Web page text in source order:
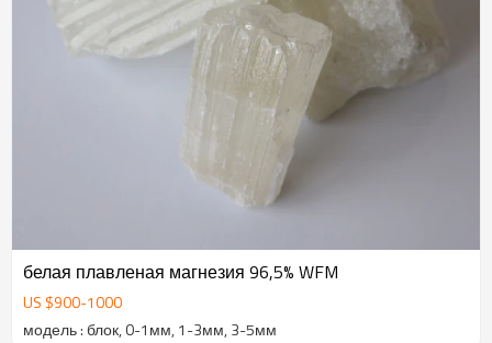
белая плавленая магнезия 96,5% WFM
US $900-1000
модель : блок, 0-1мм, 1-3мм, 3-5мм